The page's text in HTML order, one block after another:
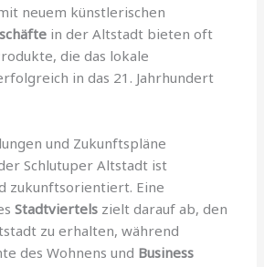
neuem künstlerischen
in der Altstadt bieten oft
die das lokale
in das 21. Jahrhundert
und Zukunftspläne
Schlutuper Altstadt ist
zukunftsorientiert. Eine
Stadtviertels zielt darauf ab, den
zu erhalten, während
des Wohnens und Business